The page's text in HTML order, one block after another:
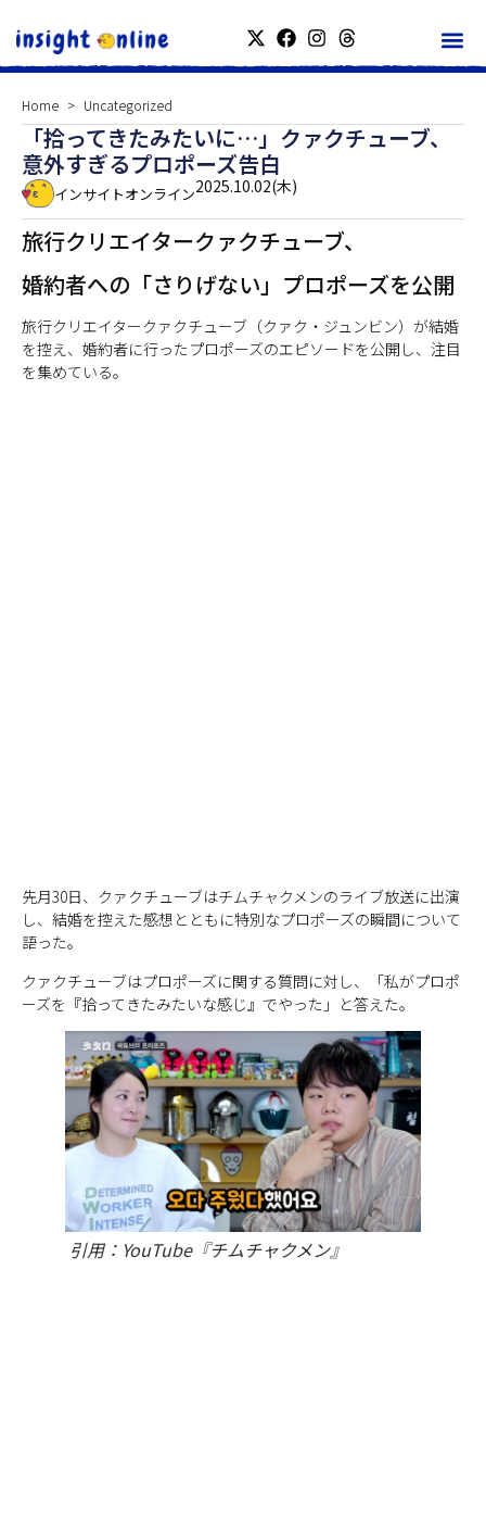
Home Uncategorized
「拾ってきたみたいに…」クァクチューブ、
意外すぎるプロポーズ告白
インサイトオンライン2025.10.02(木)
旅行クリエイタークァクチューブ、
婚約者への「さりげない」プロポーズを公開
旅行クリエイタークァクチューブ（クァク・ジュンビン）が結婚
を控え、婚約者に行ったプロポーズのエピソードを公開し、注目
を集めている。
先月30日、クァクチューブはチムチャクメンのライブ放送に出演
し、結婚を控えた感想とともに特別なプロポーズの瞬間について
語った。
クァクチューブはプロポーズに関する質問に対し、「私がプロポ
ーズを『拾ってきたみたいな感じ』でやった」と答えた。
引用：YouTube『チムチャクメン』